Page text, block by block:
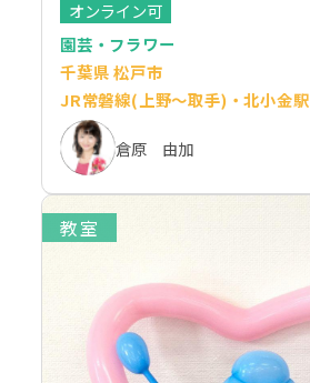
オンライン可
園芸・フラワー
千葉県 松戸市
JR常磐線(上野～取手)・北小金駅
倉原 由加
教室